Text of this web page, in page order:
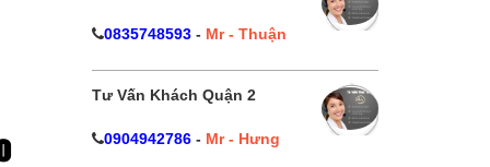
0835748593- Mr - Thuận
Tư Vấn Khách Quận 2
0904942786- Mr - Hưng